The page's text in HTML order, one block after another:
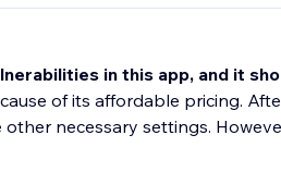
in this app, and it
of its affordable pricing.
necessary settings.